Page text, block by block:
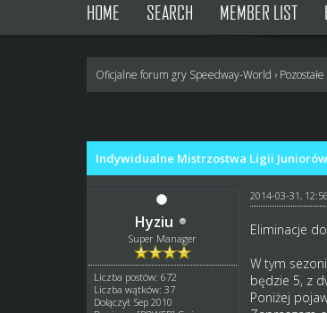
HOME SEARCH MEMBER LIST
Oficjalne forum gry Speedway-World › Pozostałe
Indywidualne Mistrzostwa Ligii Juniorów
Hyziu
Super Manager
Liczba postów: 672
Liczba wątków: 37
Dołączył: Sep 2010
2014-03-31,
Eliminacje
W tym
będzie 5, z
Poniżej